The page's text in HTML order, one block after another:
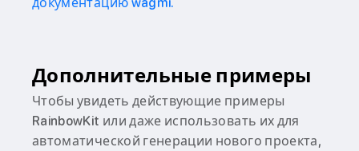
Дополнительные примеры
Чтобы увидеть действующие примеры
RainbowKit или даже использовать их для
автоматической генерации нового проекта,